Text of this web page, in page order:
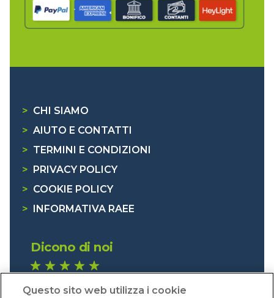
> CHI SIAMO
> AIUTO E CONTATTI
> TERMINI E CONDIZIONI
>
PRIVACY POLICY
> COOKIE POLICY
>
INFORMATIVA RAEE
Dicono di noi
Eccellente (4,8)
Questo sito web utilizza i cookie